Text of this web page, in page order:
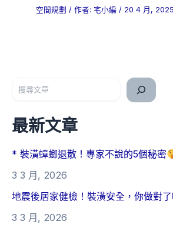
空間規劃 / 作者: 宅小編 / 20 4 月, 2025
最新文章
* 裝潢蟑螂退散！專家不說的5個秘密
3 3 月, 2026
地震後居家健檢！裝潢安全，你做對了
3 3 月, 2026